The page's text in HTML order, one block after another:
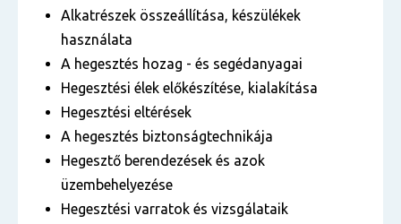
Alkatrészek összeállítása, készülékek
használata
A hegesztés hozag - és segédanyagai
Hegesztési élek előkészítése, kialakítása
Hegesztési eltérések
A hegesztés biztonságtechnikája
Hegesztő berendezések és azok
üzembehelyezése
Hegesztési varratok és vizsgálataik